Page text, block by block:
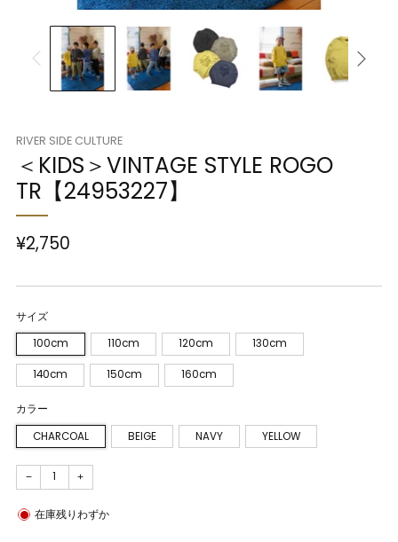
RIVER SIDE CULTURE
＜KIDS＞VINTAGE STYLE ROGO
TR【24953227】
¥2,750
サイズ
100cm 110cm 120cm 130cm
140cm 150cm 160cm
カラー
CHARCOAL BEIGE NAVY YELLOW
− +
在庫残りわずか